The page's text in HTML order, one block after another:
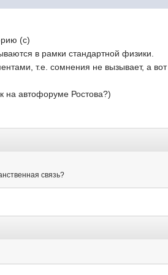
(с)
в рамки стандартной физики.
т.е. сомнения не вызывает, а вот
на автофоруме Ростова?)
связь?